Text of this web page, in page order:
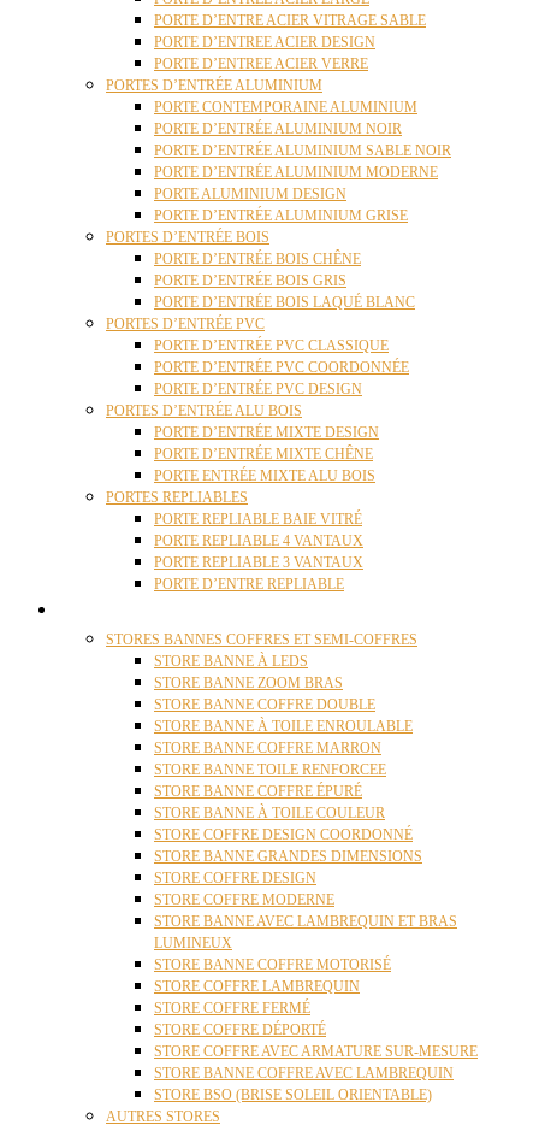
PORTE D’ENTRE ACIER VITRAGE SABLE
PORTE D’ENTREE ACIER DESIGN
PORTE D’ENTREE ACIER VERRE
PORTES D’ENTRÉE ALUMINIUM
PORTE CONTEMPORAINE ALUMINIUM
PORTE D’ENTRÉE ALUMINIUM NOIR
PORTE D’ENTRÉE ALUMINIUM SABLE NOIR
PORTE D’ENTRÉE ALUMINIUM MODERNE
PORTE ALUMINIUM DESIGN
PORTE D’ENTRÉE ALUMINIUM GRISE
PORTES D’ENTRÉE BOIS
PORTE D’ENTRÉE BOIS CHÊNE
PORTE D’ENTRÉE BOIS GRIS
PORTE D’ENTRÉE BOIS LAQUÉ BLANC
PORTES D’ENTRÉE PVC
PORTE D’ENTRÉE PVC CLASSIQUE
PORTE D’ENTRÉE PVC COORDONNÉE
PORTE D’ENTRÉE PVC DESIGN
PORTES D’ENTRÉE ALU BOIS
PORTE D’ENTRÉE MIXTE DESIGN
PORTE D’ENTRÉE MIXTE CHÊNE
PORTE ENTRÉE MIXTE ALU BOIS
PORTES REPLIABLES
PORTE REPLIABLE BAIE VITRÉ
PORTE REPLIABLE 4 VANTAUX
PORTE REPLIABLE 3 VANTAUX
PORTE D’ENTRE REPLIABLE
STORES BANNES COFFRES ET SEMI-COFFRES
STORE BANNE À LEDS
STORE BANNE ZOOM BRAS
STORE BANNE COFFRE DOUBLE
STORE BANNE À TOILE ENROULABLE
STORE BANNE COFFRE MARRON
STORE BANNE TOILE RENFORCEE
STORE BANNE COFFRE ÉPURÉ
STORE BANNE À TOILE COULEUR
STORE COFFRE DESIGN COORDONNÉ
STORE BANNE GRANDES DIMENSIONS
STORE COFFRE DESIGN
STORE COFFRE MODERNE
STORE BANNE AVEC LAMBREQUIN ET BRAS
LUMINEUX
STORE BANNE COFFRE MOTORISÉ
STORE COFFRE LAMBREQUIN
STORE COFFRE FERMÉ
STORE COFFRE DÉPORTÉ
STORE COFFRE AVEC ARMATURE SUR-MESURE
STORE BANNE COFFRE AVEC LAMBREQUIN
STORE BSO (BRISE SOLEIL ORIENTABLE)
AUTRES STORES